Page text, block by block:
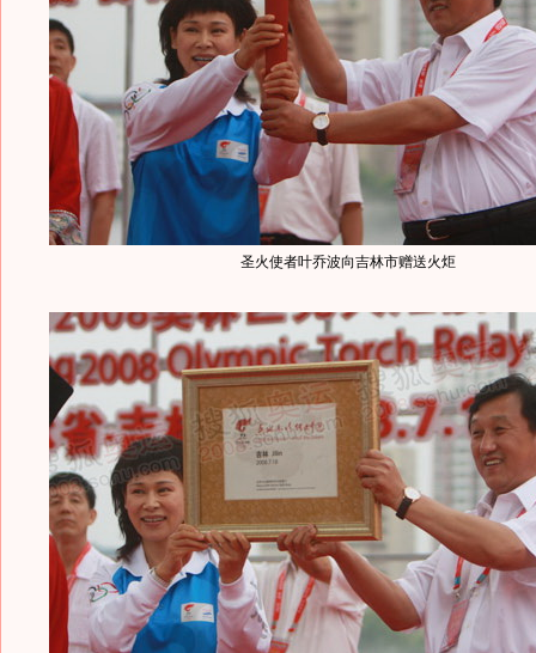
圣火使者叶乔波向吉林市赠送火炬